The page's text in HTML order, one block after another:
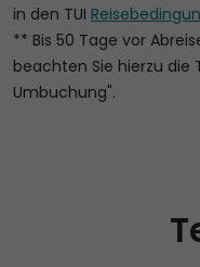
in den TUI
** Bis 50 Tage vor
beachten Sie hierzu die
Umbuchung".